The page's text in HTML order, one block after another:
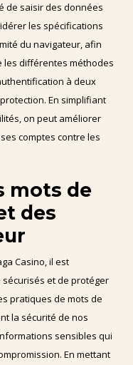
de saisir des données
les spécifications
du navigateur, afin
les différentes méthodes
à deux
En simplifiant
on peut améliorer
comptes contre les
mots de
des
Casino, il est
sécurisés et de protéger
pratiques de mots de
la sécurité de nos
sensibles qui
En mettant